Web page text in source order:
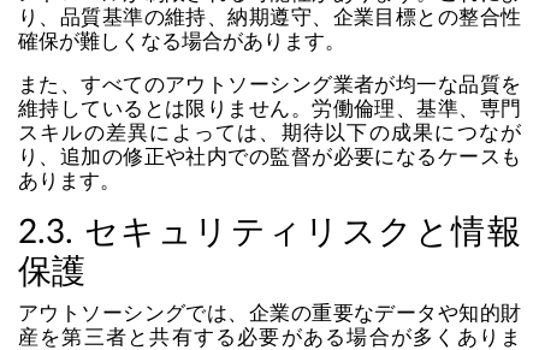
り、品質基準の維持、納期遵守、企業目標との整合性
確保が難しくなる場合があります。
また、すべてのアウトソーシング業者が均一な品質を
維持しているとは限りません。労働倫理、基準、専門
スキルの差異によっては、期待以下の成果につなが
り、追加の修正や社内での監督が必要になるケースも
あります。
2.3. セキュリティリスクと情報
保護
アウトソーシングでは、企業の重要なデータや知的財
産を第三者と共有する必要がある場合が多くありま